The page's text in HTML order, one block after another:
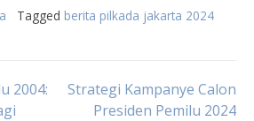
Tagged berita pilkada jakarta 2024
2004:
Strategi Kampanye Calon
Presiden Pemilu 2024